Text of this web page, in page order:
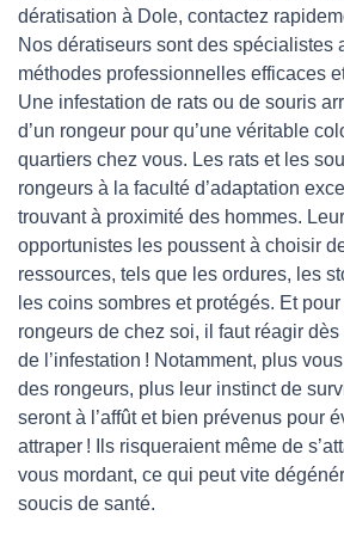
dératisation à Dole, contactez
Nos dératiseurs sont des spécialistes
méthodes professionnelles efficaces
Une infestation de rats ou de souris
d’un rongeur pour qu’une véritable
quartiers chez vous. Les rats et les
rongeurs à la faculté d’adaptation
trouvant à proximité des hommes.
opportunistes les poussent à choisir
ressources, tels que les ordures, les
les coins sombres et protégés. Et
rongeurs de chez soi, il faut réagir
de l’infestation ! Notamment, plus
des rongeurs, plus leur instinct de
seront à l’affût et bien prévenus pour
attraper ! Ils risqueraient même de
vous mordant, ce qui peut vite
soucis de santé.